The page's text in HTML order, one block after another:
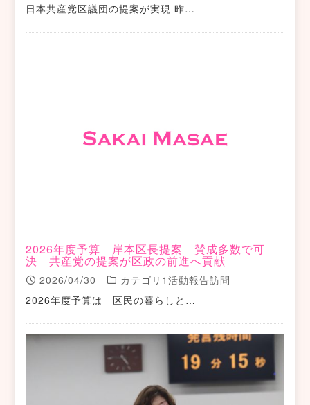
日本共産党区議団の提案が実現 昨…
2026年度予算 岸本区長提案 賛成多数で可
決 共産党の提案が区政の前進へ貢献
2026/04/30
カテゴリ1活動報告訪問
2026年度予算は 区民の暮らしと…